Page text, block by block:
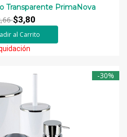
Transparente PrimaNova
$3,80
al Carrito
-30%